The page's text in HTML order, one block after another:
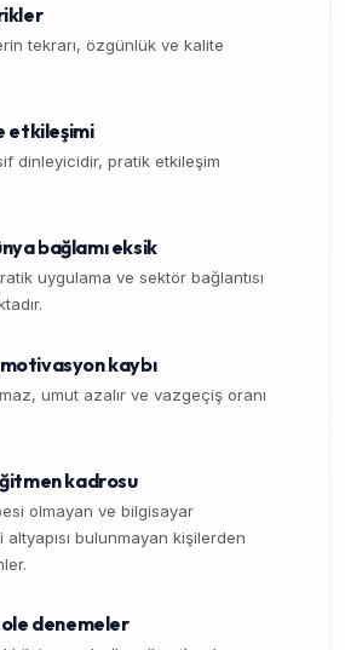
tekrarı, özgünlük ve kalite
etkileşimi
dinleyicidir, pratik etkileşim
bağlamı eksik
uygulama ve sektör bağlantısı
kaybı
umut azalır ve vazgeçiş oranı
kadrosu
olmayan ve bilgisayar
altyapısı bulunmayan kişilerden
denemeler